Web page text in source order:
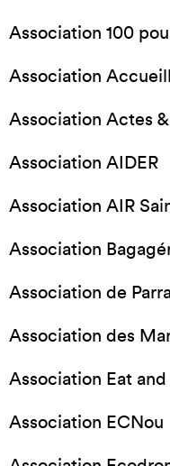
Association 100
Association
Association Actes
Association AIDER
Association AIR
Association
Association de
Association des
Association Eat
Association ECNou